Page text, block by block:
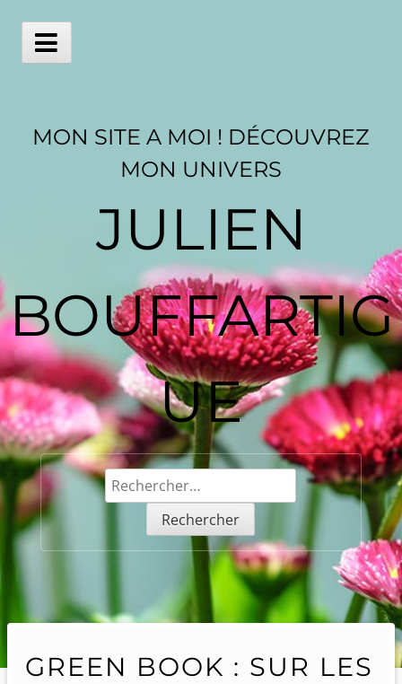
contentMain
MON SITE A MOI ! DÉCOUVREZ
MON UNIVERS
JULIEN
BOUFFARTIG
UE
Rechercher :
GREEN BOOK : SUR LES